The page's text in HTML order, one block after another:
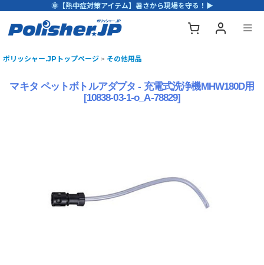
🌞【熱中症対策アイテム】暑さから現場を守る！▶
ポリッシャー.JPトップページ > その他用品
マキタ ペットボトルアダプタ - 充電式洗浄機MHW180D用
[10838-03-1-o_A-78829]